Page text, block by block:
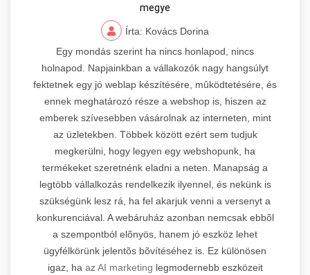
megye
Írta: Kovács Dorina
Egy mondás szerint ha nincs honlapod, nincs
holnapod. Napjainkban a vállakozók nagy hangsúlyt
fektetnek egy jó weblap készítésére, mûködtetésére, és
ennek meghatározó része a webshop is, hiszen az
emberek szívesebben vásárolnak az interneten, mint
az üzletekben. Többek között ezért sem tudjuk
megkerülni, hogy legyen egy webshopunk, ha
termékeket szeretnénk eladni a neten. Manapság a
legtöbb vállalkozás rendelkezik ilyennel, és nekünk is
szükségünk lesz rá, ha fel akarjuk venni a versenyt a
konkurenciával. A webáruház azonban nemcsak ebbõl
a szempontból elõnyös, hanem jó eszköz lehet
ügyfélkörünk jelentõs bõvítéséhez is. Ez különösen
igaz, ha az AI marketing legmodernebb eszközeit